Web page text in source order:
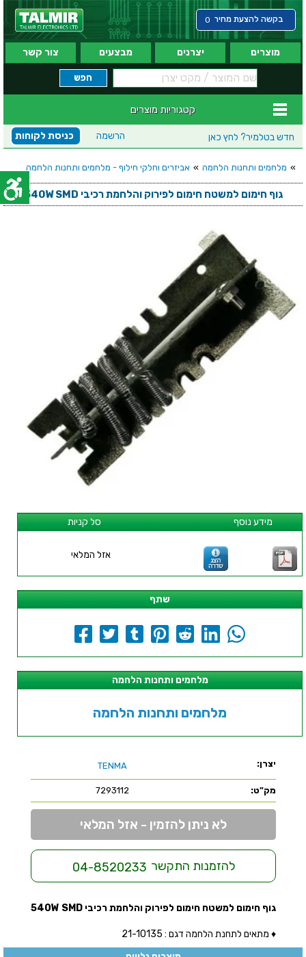
בקשה להצעת מחיר 0
מוצרים יצרנים מבצעים צור קשר
קטגוריות מוצרים
חדש בטלמיר? לחץ כאן כניסת לקוחות הרשמה
» מלחמים ותחנות הלחמה » אביזרים וחלקי חילוף - מלחמים ותחנות הלחמה
גוף חימום למשטח חימום לפירוק והלחמת רכיבי 540W SMD
סל קניות מידע נוסף
אזל המלאי
שתף
מלחמים ותחנות הלחמה
מלחמים ותחנות הלחמה
יצרן: TENMA
מק"ט: 7293112
לא ניתן להזמין - אזל המלאי
להזמנות התקשר 04-8520233
גוף חימום למשטח חימום לפירוק והלחמת רכיבי 540W SMD
♦ מתאים לתחנת הלחמה דגם : 21-10135